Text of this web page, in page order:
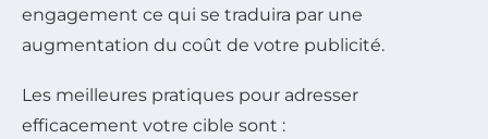
engagement ce qui se traduira par une
augmentation du coût de votre publicité.
Les meilleures pratiques pour adresser
efficacement votre cible sont :